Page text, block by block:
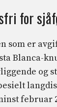
for
som er
Blanca-
og
februar